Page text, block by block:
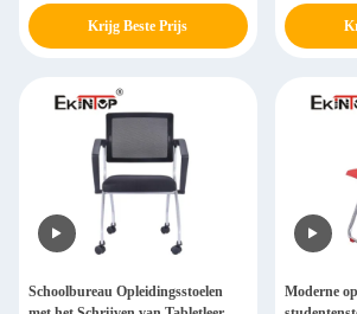
Krijg Beste Prijs
Schoolbureau Opleidingsstoelen
Moderne